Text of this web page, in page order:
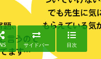
サイドバー 目次